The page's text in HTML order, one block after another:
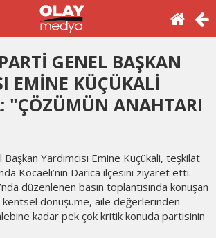
GENEL BAŞKAN
EMİNE KÜÇÜKALİ
"ÇÖZÜMÜN ANAHTARI
Yardımcısı Emine Küçükali, teşkilat
Kocaeli’nin Darıca ilçesini ziyaret etti.
düzenlenen basın toplantısında konuşan
kentsel dönüşüme, aile değerlerinden
kadar pek çok kritik konuda partisinin